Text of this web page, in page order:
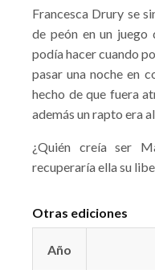
Francesca Drury se
de peón en un juego
podía hacer cuando
pasar una noche en
hecho de que fuera
además un rapto era
¿Quién creía ser
recuperaría ella su
Otras ediciones
Año